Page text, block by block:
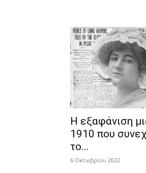
Η εξαφάνιση
1910 που
το...
6 Οκτωβρίου 2022